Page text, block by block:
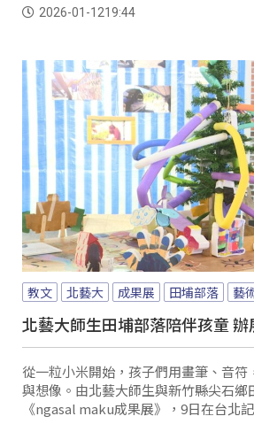
2026-01-1219:44
教文 北藝大 成果展 田埔部落 藝
北藝大師生田埔部落陪伴孩童 辦
從一粒小米開始，孩子們用畫筆、音符
與想像。由北藝大師生與新竹縣尖石鄉
《ngasal maku成果展》，9日在台北